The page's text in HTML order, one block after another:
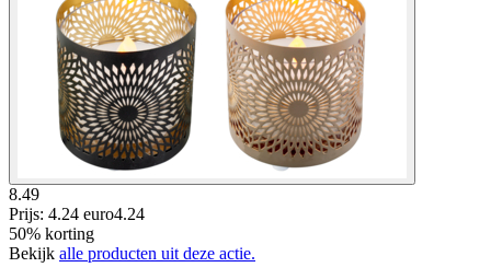
8.49
Prijs: 4.24 euro4.24
50% korting
Bekijk alle producten uit deze actie.